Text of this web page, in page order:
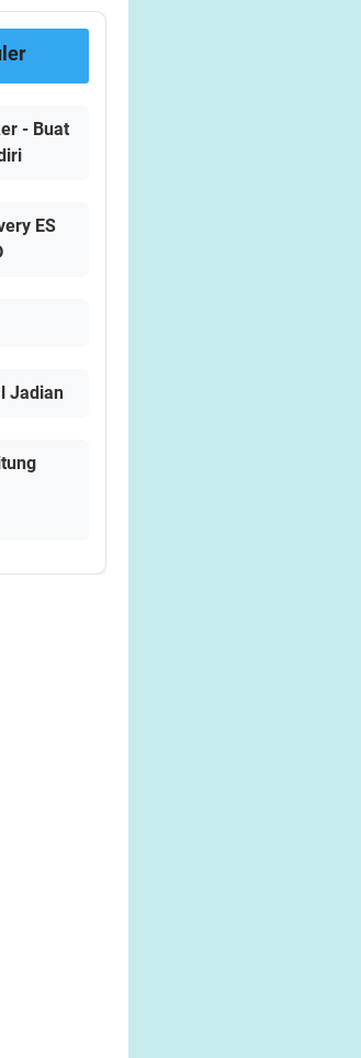
- Buat
ES
Jadian